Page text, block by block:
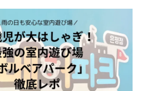
連
れ
韓
国
旅
行】